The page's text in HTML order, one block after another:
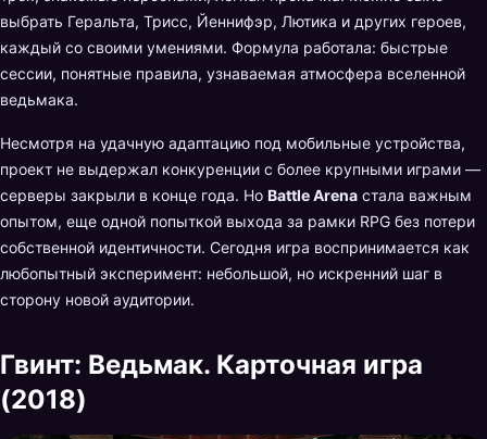
выбрать Геральта, Трисс, Йеннифэр, Лютика и других героев,
каждый со своими умениями. Формула работала: быстрые
сессии, понятные правила, узнаваемая атмосфера вселенной
ведьмака.
Несмотря на удачную адаптацию под мобильные устройства,
проект не выдержал конкуренции с более крупными играми —
серверы закрыли в конце года. Но Battle Arena стала важным
опытом, еще одной попыткой выхода за рамки RPG без потери
собственной идентичности. Сегодня игра воспринимается как
любопытный эксперимент: небольшой, но искренний шаг в
сторону новой аудитории.
Гвинт: Ведьмак. Карточная игра
(2018)